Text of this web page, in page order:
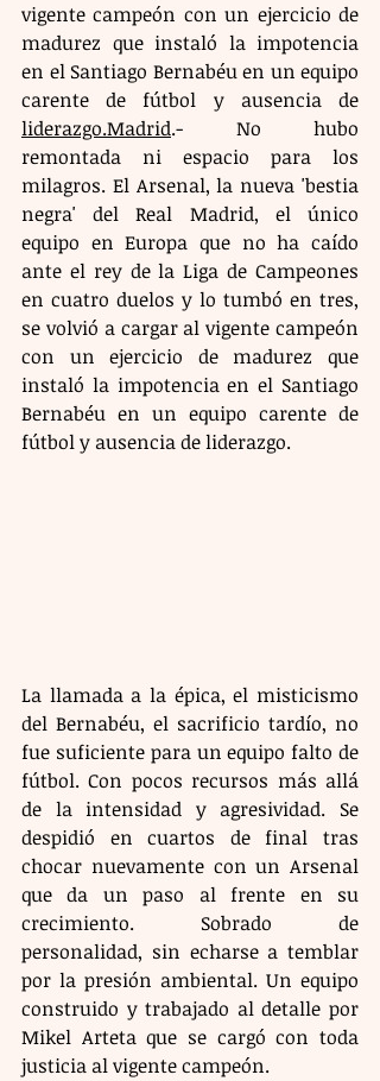
vigente campeón con un ejercicio de
madurez que instaló la impotencia
en el Santiago Bernabéu en un equipo
liderazgo.Madrid.- No hubo
remontada ni espacio para los
milagros. El Arsenal, la nueva 'bestia
negra' del Real Madrid, el único
equipo en Europa que no ha caído
ante el rey de la Liga de Campeones
en cuatro duelos y lo tumbó en tres,
se volvió a cargar al vigente campeón
con un ejercicio de madurez que
instaló la impotencia en el Santiago
Bernabéu en un equipo carente de
fútbol y ausencia de liderazgo.
La llamada a la épica, el misticismo
del Bernabéu, el sacrificio tardío, no
fue suficiente para un equipo falto de
fútbol. Con pocos recursos más allá
de la intensidad y agresividad. Se
despidió en cuartos de final tras
chocar nuevamente con un Arsenal
que da un paso al frente en su
crecimiento. Sobrado de
personalidad, sin echarse a temblar
por la presión ambiental. Un equipo
construido y trabajado al detalle por
Mikel Arteta que se cargó con toda
justicia al vigente campeón.